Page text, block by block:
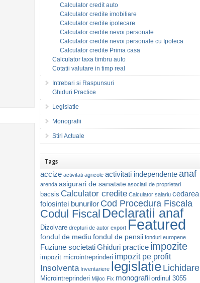
Calculator credit auto
Calculator credite imobiliare
Calculator credite ipotecare
Calculator credite nevoi personale
Calculator credite nevoi personale cu Ipoteca
Calculator credite Prima casa
Calculator taxa timbru auto
Cotatii valutare in timp real
Intrebari si Raspunsuri
Ghiduri Practice
Legislatie
Monografii
Stiri Actuale
Tags
accize activitati agricole activitati independenteanaf
arenda asigurari de sanatate asociatii de proprietari
bacsis Calculator credite Calculator salariu cedarea
folosintei bunurilor Cod Procedura Fiscala
Codul Fiscal Declaratii anaf
Dizolvare drepturi de autor export Featured
fondul de mediu fondul de pensii fonduri europene
Fuziune societatiGhiduri practice impozite
impozit microintreprinderi impozit pe profit
Insolventa Inventariere legislatieLichidare
Microintreprinderi Mijloc Fix monografii ordinul 3055